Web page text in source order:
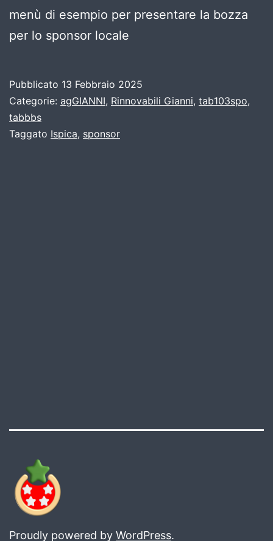
menù di esempio per presentare la bozza
per lo sponsor locale
Pubblicato 13 Febbraio 2025
Categorie: agGIANNI, Rinnovabili Gianni, tab103spo,
tabbbs
Taggato Ispica, sponsor
Proudly powered by WordPress.